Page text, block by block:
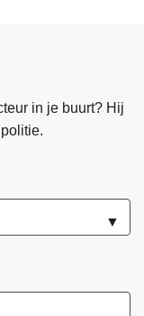
in je buurt? Hij
▼